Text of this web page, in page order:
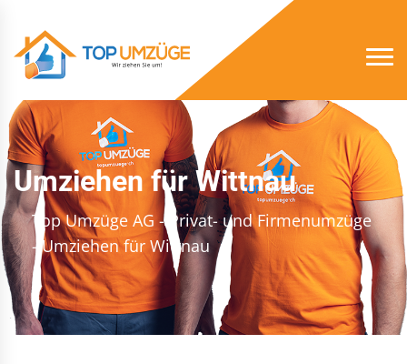
Umziehen für Wittnau
Top Umzüge AG - Privat- und Firmenumzüge
- Umziehen für Wittnau